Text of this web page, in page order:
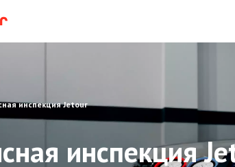
инспекция Jetour
инспекция